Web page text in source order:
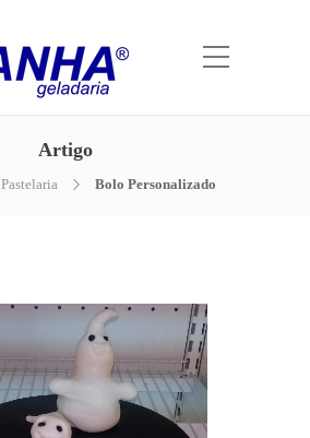
Artigo
Pastelaria Bolo Personalizado